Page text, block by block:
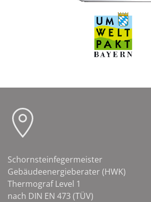
Schornsteinfegermeister
Gebäudeenergieberater (HWK)
Thermograf Level 1
nach DIN EN 473 (TÜV)